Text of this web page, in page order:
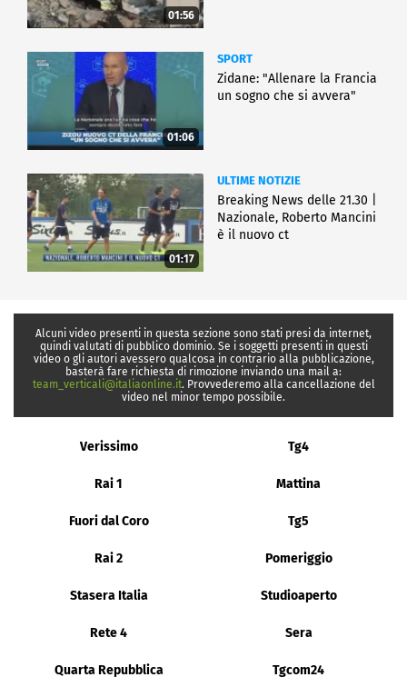
01:56
01:06
SPORT
Zidane: "Allenare la Francia
un sogno che si avvera"
01:17
ULTIME NOTIZIE
Breaking News delle 21.30 |
Nazionale, Roberto Mancini
è il nuovo ct
Alcuni video presenti in questa sezione sono stati presi da internet,
quindi valutati di pubblico dominio. Se i soggetti presenti in questi
video o gli autori avessero qualcosa in contrario alla pubblicazione,
basterà fare richiesta di rimozione inviando una mail a:
team_verticali@italiaonline.it. Provvederemo alla cancellazione del
video nel minor tempo possibile.
Verissimo Tg4
Rai 1 Mattina
Fuori dal Coro Tg5
Rai 2 Pomeriggio
Stasera Italia Studioaperto
Rete 4 Sera
Quarta Repubblica Tgcom24